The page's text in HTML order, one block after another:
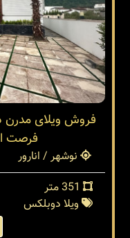
فرصت
نوشهر / انارور
ویلا دوبلکس